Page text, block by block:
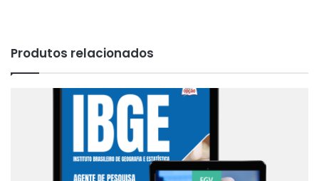
Produtos relacionados